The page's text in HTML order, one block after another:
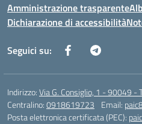
Amministrazione trasparente
Dichiarazione di accessibilità
Seguici su:
Indirizzo:Via G. Consiglio, 1 - 90049 -
Centralino:0918619723 Email:
Posta elettronica certificata (PEC):